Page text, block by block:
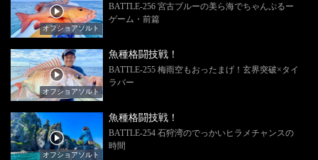
オフショアソルト
BATTLE-256 宮古ブルーの美ら海でちゃんぷるー
ゲーム・前篇
オフショアソルト
魚種格闘技戦！
BATTLE-255 梅雨空もおったまげ！玄界突破×タイ
ラバー
オフショアソルト
魚種格闘技戦！
BATTLE-254 石狩湾のでっかいヒラメチャンスの
時間